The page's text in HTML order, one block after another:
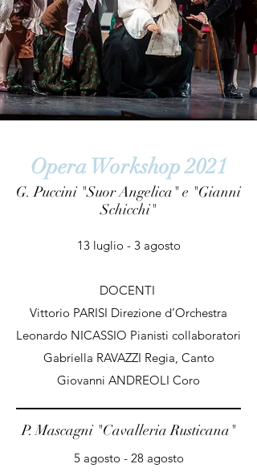
Opera Workshop 2021
G. Puccini "Suor Angelica" e "Gianni
Schicchi"
13 luglio - 3 agosto
DOCENTI
Vittorio PARISI Direzione d’Orchestra
Leonardo NICASSIO Pianisti collaboratori
Gabriella RAVAZZI Regia, Canto
Giovanni ANDREOLI Coro
P. Mascagni "Cavalleria Rusticana"
5 agosto - 28 agosto